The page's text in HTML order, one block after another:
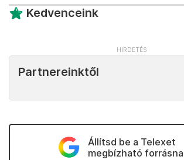
Kedvenceink
Partnereinktől
Állítsd be a Telexet
megbízható